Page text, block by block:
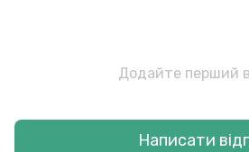
Додайте перший
Написати